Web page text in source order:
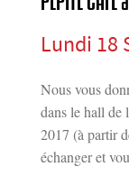
Lundi 18
Nous vous
dans le hall
2017 (à partir
échanger et